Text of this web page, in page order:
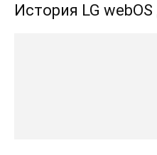
История LG